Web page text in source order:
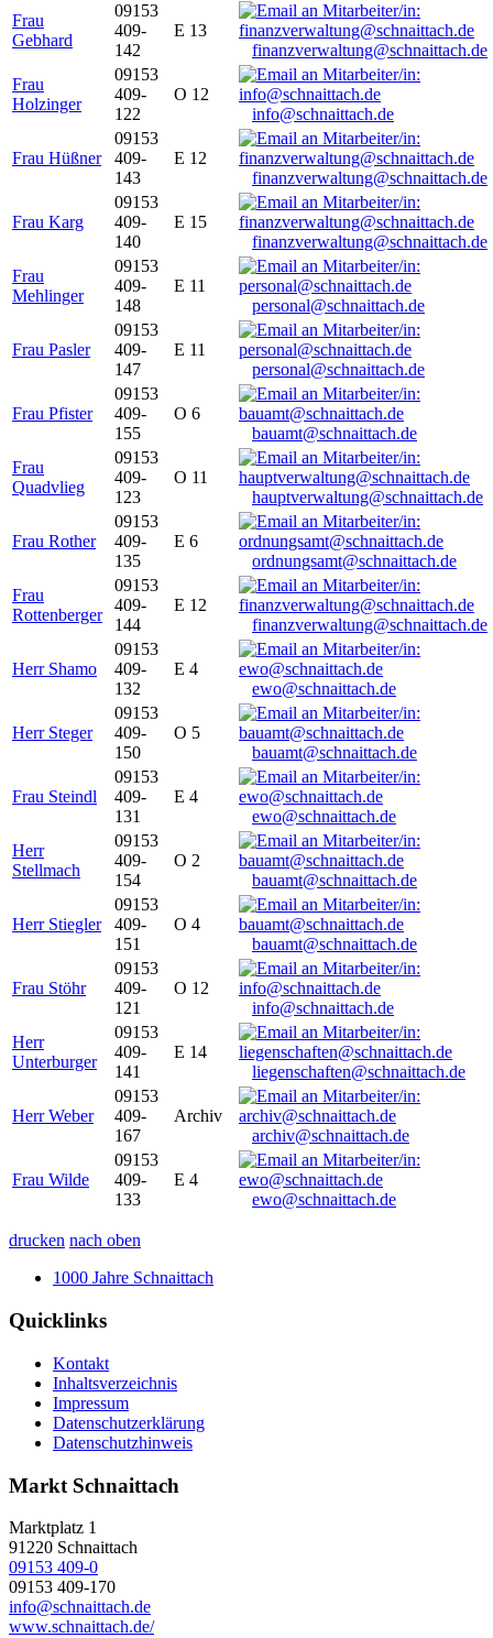
Frau
Gebhard
09153
409-
142
E 13
finanzverwaltung@schnaittach.de
Frau
Holzinger
09153
409-
122
O 12
info@schnaittach.de
Frau Hüßner
09153
409-
143
E 12
finanzverwaltung@schnaittach.de
Frau Karg
09153
409-
140
E 15
finanzverwaltung@schnaittach.de
Frau
Mehlinger
09153
409-
148
E 11
personal@schnaittach.de
Frau Pasler
09153
409-
147
E 11
personal@schnaittach.de
Frau Pfister
09153
409-
155
O 6
bauamt@schnaittach.de
Frau
Quadvlieg
09153
409-
123
O 11
hauptverwaltung@schnaittach.de
Frau Rother
09153
409-
135
E 6
ordnungsamt@schnaittach.de
Frau
Rottenberger
09153
409-
144
E 12
finanzverwaltung@schnaittach.de
Herr Shamo
09153
409-
132
E 4
ewo@schnaittach.de
Herr Steger
09153
409-
150
O 5
bauamt@schnaittach.de
Frau Steindl
09153
409-
131
E 4
ewo@schnaittach.de
Herr
Stellmach
09153
409-
154
O 2
bauamt@schnaittach.de
Herr Stiegler
09153
409-
151
O 4
bauamt@schnaittach.de
Frau Stöhr
09153
409-
121
O 12
info@schnaittach.de
Herr
Unterburger
09153
409-
141
E 14
liegenschaften@schnaittach.de
Herr Weber
09153
409-
167
Archiv
archiv@schnaittach.de
Frau Wilde
09153
409-
133
E 4
ewo@schnaittach.de
drucken nach oben
1000 Jahre Schnaittach
Quicklinks
Kontakt
Inhaltsverzeichnis
Impressum
Datenschutzerklärung
Datenschutzhinweis
Markt Schnaittach
Marktplatz 1
91220 Schnaittach
09153 409-0
09153 409-170
info@schnaittach.de
www.schnaittach.de/